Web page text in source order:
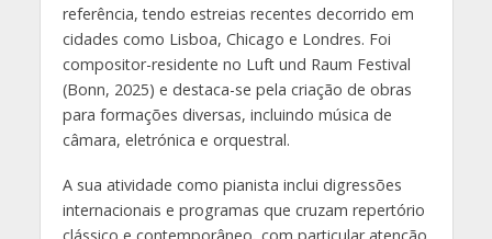
referência, tendo estreias recentes decorrido em
cidades como Lisboa, Chicago e Londres. Foi
compositor-residente no Luft und Raum Festival
(Bonn, 2025) e destaca-se pela criação de obras
para formações diversas, incluindo música de
câmara, eletrónica e orquestral.
A sua atividade como pianista inclui digressões
internacionais e programas que cruzam repertório